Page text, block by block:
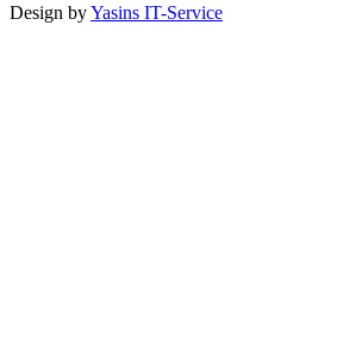
Design byYasins IT-Service